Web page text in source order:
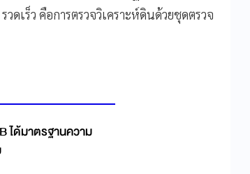
ดเร็ว คือการตรวจวิเคราะห์ดินด้วยชุดตรวจ
ด้มาตรฐานความ